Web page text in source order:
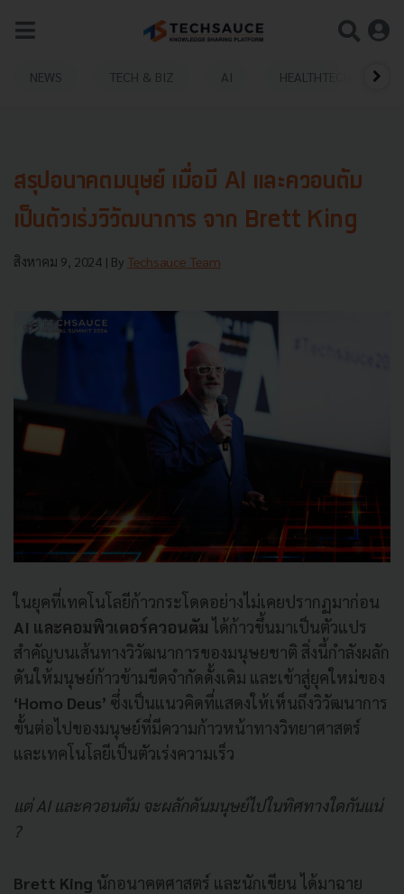
NEWS TECH & BIZ AI HEALTHTECH
สรุปอนาคตมนุษย์ เมื่อมี AI และควอนตัม
เป็นตัวเร่งวิวัฒนาการ จาก Brett King
สิงหาคม 9, 2024 | By Techsauce Team
ในยุคที่เทคโนโลยีก้าวกระโดดอย่างไม่เคยปรากฏมาก่อน
AI และคอมพิวเตอร์ควอนตัม ได้ก้าวขึ้นมาเป็นตัวแปร
สำคัญบนเส้นทางวิวัฒนาการของมนุษยชาติ สิ่งนี้กำลังผลัก
ดันให้มนุษย์ก้าวข้ามขีดจำกัดดั้งเดิม และเข้าสู่ยุคใหม่ของ
‘Homo Deus’ ซึ่งเป็นแนวคิดที่แสดงให้เห็นถึงวิวัฒนาการ
ขั้นต่อไปของมนุษย์ที่มีความก้าวหน้าทางวิทยาศาสตร์
และเทคโนโลยีเป็นตัวเร่งความเร็ว
แต่ AI และควอนตัม จะผลักดันมนุษย์ไปในทิศทางใดกันแน่
?
Brett King นักอนาคตศาสตร์ และนักเขียน ได้มาฉาย